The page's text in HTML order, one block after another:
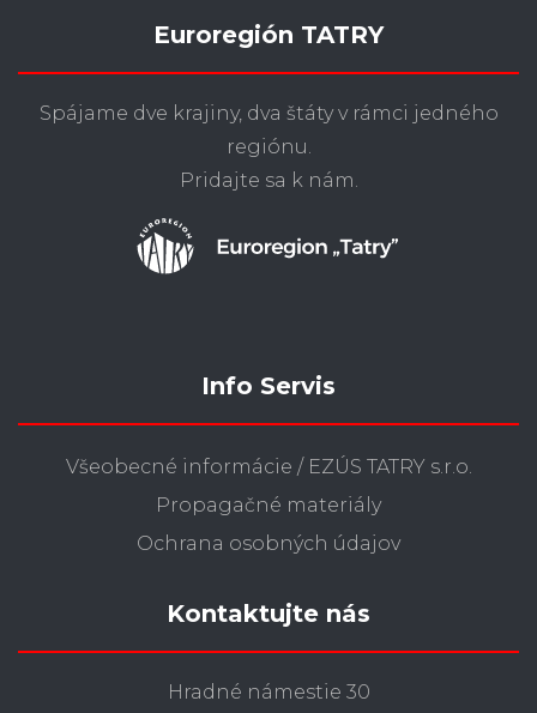
Euroregión TATRY
Spájame dve krajiny, dva štáty v rámci jedného
regiónu.
Pridajte sa k nám.
Info Servis
Všeobecné informácie / EZÚS TATRY s.r.o.
Propagačné materiály
Ochrana osobných údajov
Kontaktujte nás
Hradné námestie 30